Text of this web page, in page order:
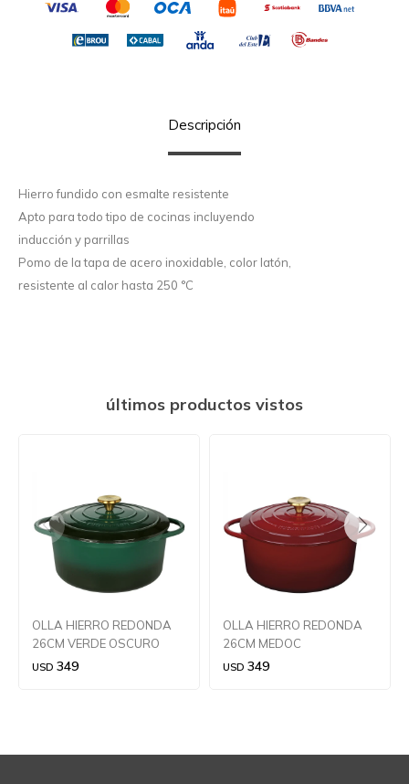
Descripción
Hierro fundido con esmalte resistente
Apto para todo tipo de cocinas incluyendo
inducción y parrillas
Pomo de la tapa de acero inoxidable, color latón,
resistente al calor hasta 250 °C
últimos productos vistos
OLLA HIERRO REDONDA
26CM VERDE OSCURO
USD 349
OLLA HIERRO REDONDA
26CM MEDOC
USD 349